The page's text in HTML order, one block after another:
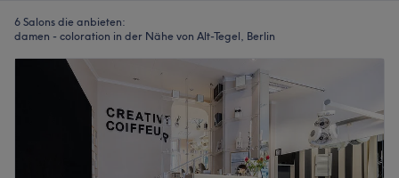
6 Salons die anbieten:
damen - coloration in der Nähe von Alt-Tegel, Berlin